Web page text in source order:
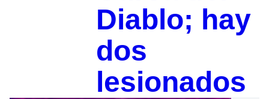
Diablo; hay
dos
lesionados